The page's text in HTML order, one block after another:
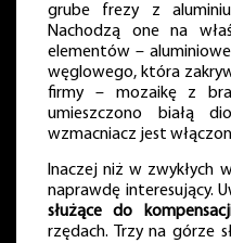
grube frezy z
Nachodzą one na
elementów –
węglowego, która
firmy – mozaikę z
umieszczono białą
wzmacniacz jest
Inaczej niż w zwykłych
naprawdę interesujący.
służące do
rzędach. Trzy na górze